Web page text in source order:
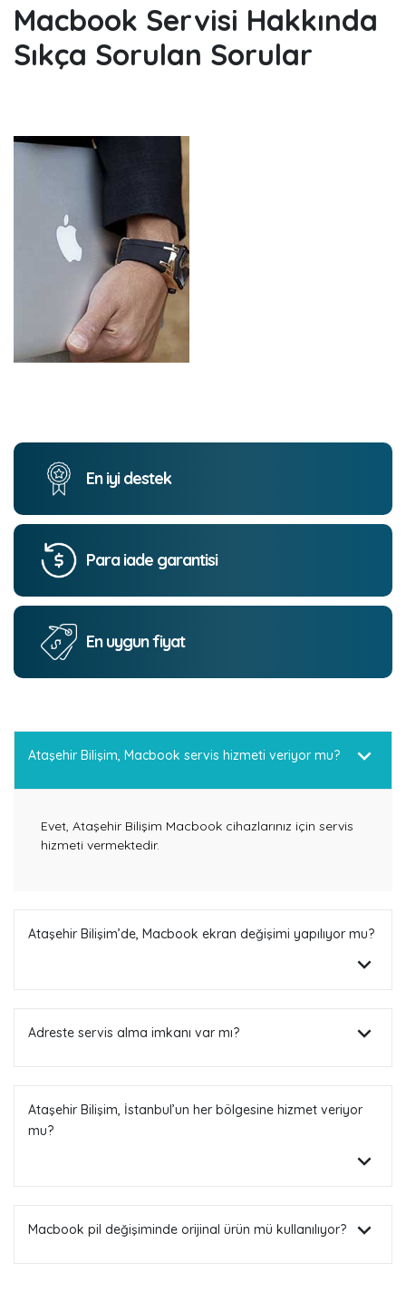
Macbook Servisi Hakkında
Sıkça Sorulan Sorular
En iyi destek
Para iade garantisi
En uygun fiyat
Ataşehir Bilişim, Macbook servis hizmeti veriyor mu?
Evet, Ataşehir Bilişim Macbook cihazlarınız için servis
hizmeti vermektedir.
Ataşehir Bilişim’de, Macbook ekran değişimi yapılıyor mu?
Adreste servis alma imkanı var mı?
Ataşehir Bilişim, İstanbul’un her bölgesine hizmet veriyor
mu?
Macbook pil değişiminde orijinal ürün mü kullanılıyor?